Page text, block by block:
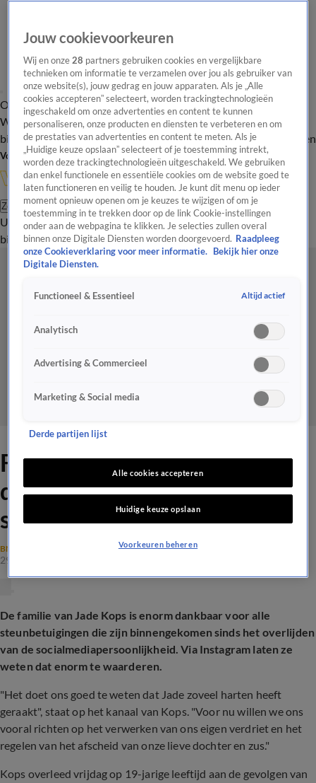
Overzicht Onze programma's Uitzendingen Onze gezichten
In de
WandelgangenInterviewsUitzending
bijwonenPodcastShopVeelgestelde vragenKijkersvraag insturen
Volg Vandaag Inside
Zoeken
UitzendingenVandaag InsideDe OranjezomerShopUitzending
bijwonen
Familie overleden Jade Kops
dankbaar voor vele
steunbetuigingen
BN'ERS
29 apr 2026, 16:42
De familie van Jade Kops is enorm dankbaar voor alle
steunbetuigingen die zijn binnengekomen sinds het overlijden
van de socialmediapersoonlijkheid. Via Instagram laten ze
weten dat enorm te waarderen.
"Het doet ons goed te weten dat Jade zoveel harten heeft
geraakt", staat op het kanaal van Kops. "Voor nu willen we ons
vooral richten op het verwerken van ons eigen verdriet en het
regelen van het afscheid van onze lieve dochter en zus."
Kops overleed vrijdag op 19-jarige leeftijd aan de gevolgen van
Jouw cookievoorkeuren
Wij en onze28 partners gebruiken cookies en vergelijkbare
technieken om informatie te verzamelen over jou als gebruiker van
onze website(s), jouw gedrag en jouw apparaten. Als je „Alle
cookies accepteren” selecteert, worden trackingtechnologieën
ingeschakeld om onze advertenties en content te kunnen
personaliseren, onze producten en diensten te verbeteren en om
de prestaties van advertenties en content te meten. Als je
„Huidige keuze opslaan” selecteert of je toestemming intrekt,
worden deze trackingtechnologieën uitgeschakeld. We gebruiken
dan enkel functionele en essentiële cookies om de website goed te
laten functioneren en veilig te houden. Je kunt dit menu op ieder
moment opnieuw openen om je keuzes te wijzigen of om je
toestemming in te trekken door op de link Cookie-instellingen
onder aan de webpagina te klikken. Je selecties zullen overal
binnen onze Digitale Diensten worden doorgevoerd. Raadpleeg
onze Cookieverklaring voor meer informatie.
Bekijk hier onze
Digitale Diensten.
Functioneel & Essentieel Altijd actief
Analytisch
Advertising & Commercieel
Marketing & Social media
Derde partijen lijst
Alle cookies accepteren
Huidige keuze opslaan
Voorkeuren beheren